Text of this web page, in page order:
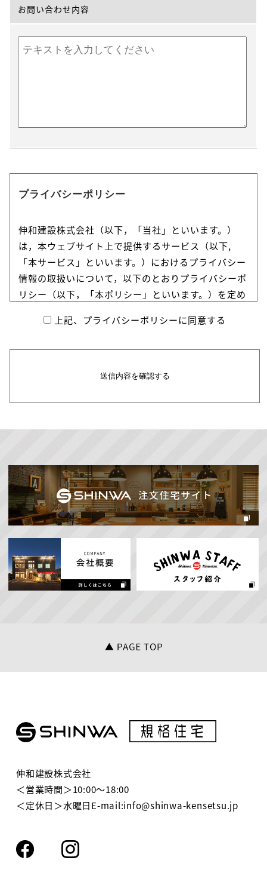
お問い合わせ内容
プライバシーポリシー
伸和建設株式会社（以下，「当社」といいます。）
は，本ウェブサイト上で提供するサービス（以下,
「本サービス」といいます。）におけるプライバシー
情報の取扱いについて，以下のとおりプライバシーポ
リシー（以下，「本ポリシー」といいます。）を定め
プライバシー情報のうち「個人情報」とは，個人情報
個人に関する情報であって，当該情報に含まれる氏
等により特定の個人を識別できる情報を指します。
とは，上記に定める「個人情報」以外のものをいい，
ご利用いただいたサービスやご購入いただいた商品，
ご覧になったページや広告の履歴，ユーザーが検索さ
れた検索キーワード，ご利用日時，ご利用の方法，ご
別情報などを指します。
第２条（プライバシー情報の収集方法）
号，クレジットカード番号，運転免許証番号などの個
人情報をお尋ねすることがあります。また，ユーザー
（情報提供元，広告主，広告配信先などを含みます。
以下，｢提携先｣といいます。）などから収集すること
当社は，ユーザーについて，利用したサービスやソフ
トウエア，購入した商品，閲覧したページや広告の履
歴，検索した検索キーワード，利用日時，利用方法，
利用環境（携帯端末を通じてご利用の場合の当該端末
ます），IPアドレス，クッキー情報，位置情報，端末
上記、プライバシーポリシーに同意する
送信内容を確認する
伸和建設株式会社
＜営業時間＞10:00～18:00
＜定休日＞水曜日E-mail:info@shinwa-kensetsu.jp